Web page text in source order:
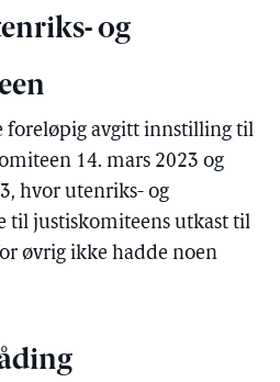
og
foreløpig avgitt innstilling til
14. mars 2023 og
hvor utenriks- og
til justiskomiteens utkast til
øvrig ikke hadde noen